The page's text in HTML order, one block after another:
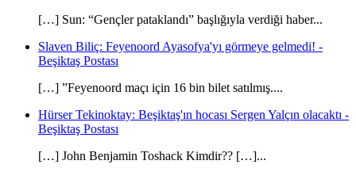
[…] Sun: “Gençler pataklandı” başlığıyla verdiği haber...
Slaven Biliç: Feyenoord Ayasofya'yı görmeye gelmedi! -
Beşiktaş Postası
[…] ”Feyenoord maçı için 16 bin bilet satılmış....
Hürser Tekinoktay: Beşiktaş'ın hocası Sergen Yalçın olacaktı -
Beşiktaş Postası
[…] John Benjamin Toshack Kimdir?? […]...